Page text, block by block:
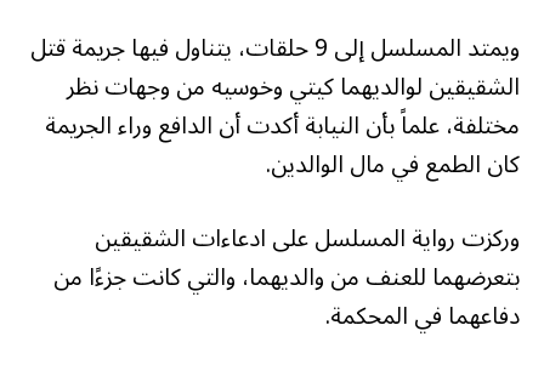
ويمتد المسلسل إلى 9 حلقات، يتناول فيها جريمة قتل
الشقيقين لوالديهما كيتي وخوسيه من وجهات نظر
مختلفة، علماً بأن النيابة أكدت أن الدافع وراء الجريمة
كان الطمع في مال الوالدين.
وركزت رواية المسلسل على ادعاءات الشقيقين
بتعرضهما للعنف من والديهما، والتي كانت جزءًا من
دفاعهما في المحكمة.